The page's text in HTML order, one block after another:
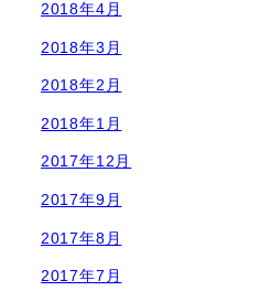
2018年4月
2018年3月
2018年2月
2018年1月
2017年12月
2017年9月
2017年8月
2017年7月